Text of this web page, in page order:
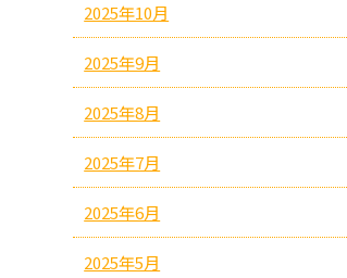
2025年10月
2025年9月
2025年8月
2025年7月
2025年6月
2025年5月